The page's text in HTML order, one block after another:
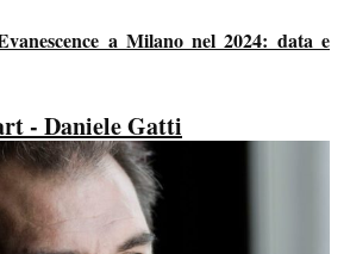
a Milano nel 2024: data e
- Daniele Gatti